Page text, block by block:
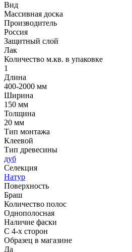
Вид
Массивная доска
Производитель
Россия
Защитный слой
Лак
Количество м.кв. в упаковке
1
Длина
400-2000 мм
Ширина
150 мм
Толщина
20 мм
Тип монтажа
Клеевой
Тип древесины
дуб
Селекция
Натур
Поверхность
Браш
Количество полос
Однополосная
Наличие фаски
С 4-х сторон
Образец в магазине
Да